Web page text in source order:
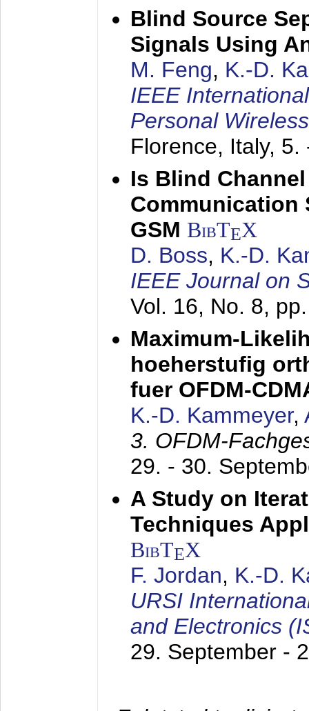
Blind Source
Signals Using
M. Feng, K.-D.
IEEE
Personal
Florence, Italy, 5.
Is Blind
Communication
GSM BibTEX
D. Boss, K.-D.
IEEE Journal on
Vol. 16, No. 8,
Maximum-
hoeherstufig
fuer OFDM-
K.-D. Kammeyer,
3. OFDM-
29. - 30.
A Study on
Techniques
BibTEX
F. Jordan, K.-D.
URSI
and Electronics
29. September -